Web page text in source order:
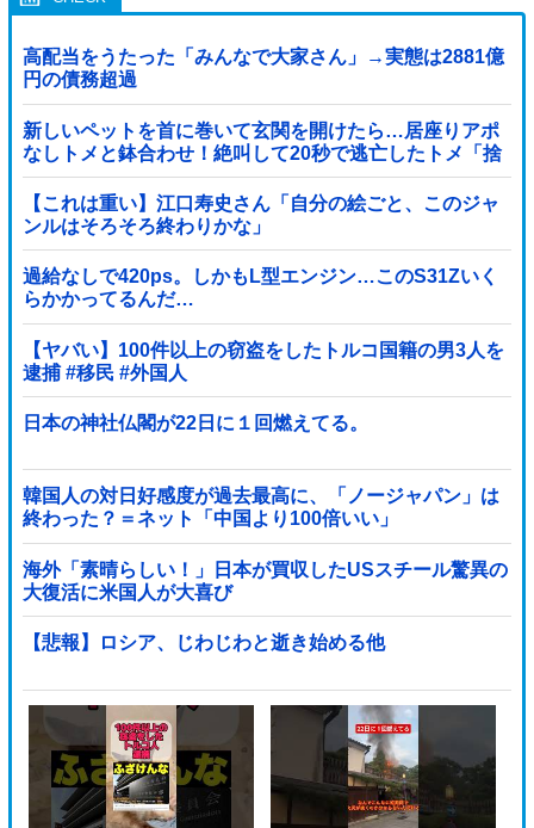
高配当をうたった「みんなで大家さん」→実態は2881億
円の債務超過
新しいペットを首に巻いて玄関を開けたら…居座りアポ
なしトメと鉢合わせ！絶叫して20秒で逃亡したトメ「捨
てないと二度と行ってあげない！」←もう来なくて大丈
夫ですｗ
【これは重い】江口寿史さん「自分の絵ごと、このジャ
ンルはそろそろ終わりかな」
過給なしで420ps。しかもL型エンジン…このS31Zいく
らかかってるんだ…
【ヤバい】100件以上の窃盗をしたトルコ国籍の男3人を
逮捕 #移民 #外国人
日本の神社仏閣が22日に１回燃えてる。
韓国人の対日好感度が過去最高に、「ノージャパン」は
終わった？＝ネット「中国より100倍いい」
海外「素晴らしい！」日本が買収したUSスチール驚異の
大復活に米国人が大喜び
【悲報】ロシア、じわじわと逝き始める他